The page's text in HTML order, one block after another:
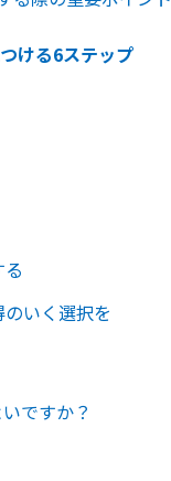
ける6ステップ
いく選択を
ですか？